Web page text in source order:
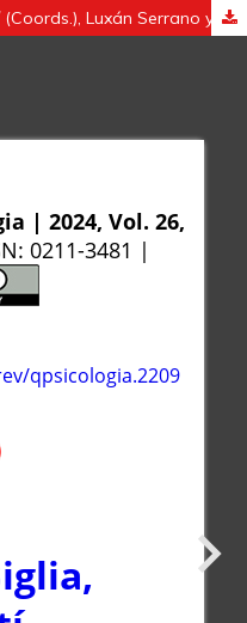
Reseña de Biglia, Bonet i Martí (Coords.), Luxán Serrano y De la Fuente Vázquez (2023). Introduciendo la perspectiva de género interseccional en las estadísticas: Guía teoricopráctica